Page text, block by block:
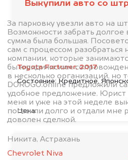
Toyota Fortuner, 2017
Состояние: Кредитное,
Цена:
Выкупили авто со
За парковку увезли авто на
Возможности забрать долгое
сумма была большая.
сам с процессом разобраться
компании, которые
бы юридичиским
в несколько организаций, но
DOROGO.online предложили
удобное предложение. Юрист
меня и уже на этой неделе
погасили долго и отдали мне
доволен сделкой.
Никита, Астрахань
Chevrolet Niva